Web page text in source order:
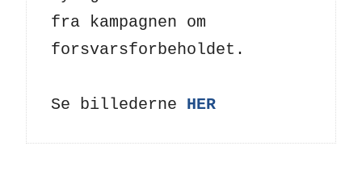
fra kampagnen om
forsvarsforbeholdet.
Se billederne HER